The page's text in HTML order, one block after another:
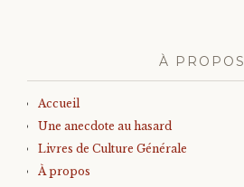
À PROPOS
Accueil
Une anecdote au hasard
Livres de Culture Générale
À propos